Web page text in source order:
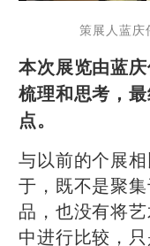
策展人蓝庆
本次展览由蓝
梳理和思考，
点。
与以前的个展
于，既不是聚
品，也没有将
中进行比较，